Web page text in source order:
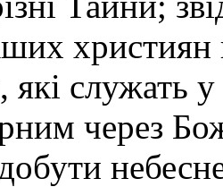
служать
через